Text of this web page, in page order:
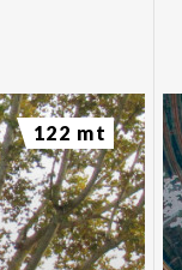
122 mt